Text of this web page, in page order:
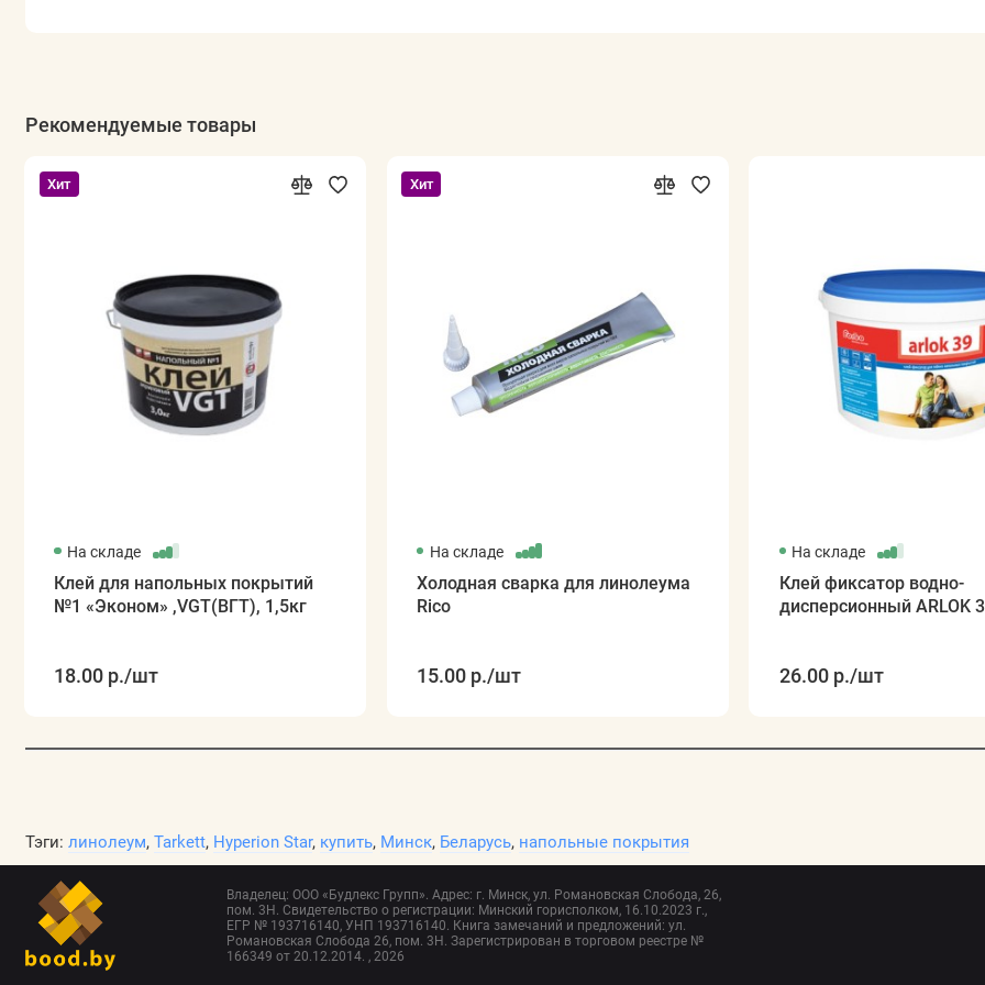
Рекомендуемые товары
Хит
На складе
Клей для напольных покрытий
№1 «Эконом» ,VGT(ВГТ), 1,5кг
18.00 р./шт
Хит
На складе
Холодная сварка для линолеума
Rico
15.00 р./шт
На складе
Клей фиксатор водно-
дисперсионный ARLOK
26.00 р./шт
Тэги: линолеум, Tarkett, Hyperion Star, купить, Минск, Беларусь, напольные покрытия
Владелец: ООО «Будлекс Групп». Адрес: г. Минск, ул. Романовская Слобода, 26,
пом. 3Н. Свидетельство о регистрации: Минский горисполком, 16.10.2023 г.,
ЕГР № 193716140, УНП 193716140. Книга замечаний и предложений: ул.
Романовская Слобода 26, пом. 3Н. Зарегистрирован в торговом реестре №
166349 от 20.12.2014. , 2026